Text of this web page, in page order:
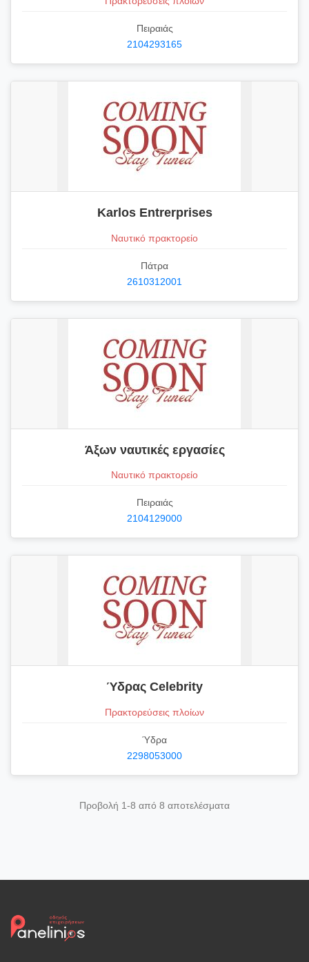
Πειραιάς
2104293165
Karlos Entrerprises
Ναυτικό πρακτορείο
Πάτρα
2610312001
Άξων ναυτικές εργασίες
Ναυτικό πρακτορείο
Πειραιάς
2104129000
Ύδρας Celebrity
Πρακτορεύσεις πλοίων
Ύδρα
2298053000
Προβολή 1-8 από 8 αποτελέσματα